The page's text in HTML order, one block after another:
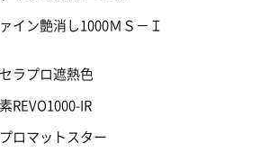
イン艶消し1000ＭＳ－Ｉ
ラプロ遮熱色
REVO1000-IR
ロマットスター